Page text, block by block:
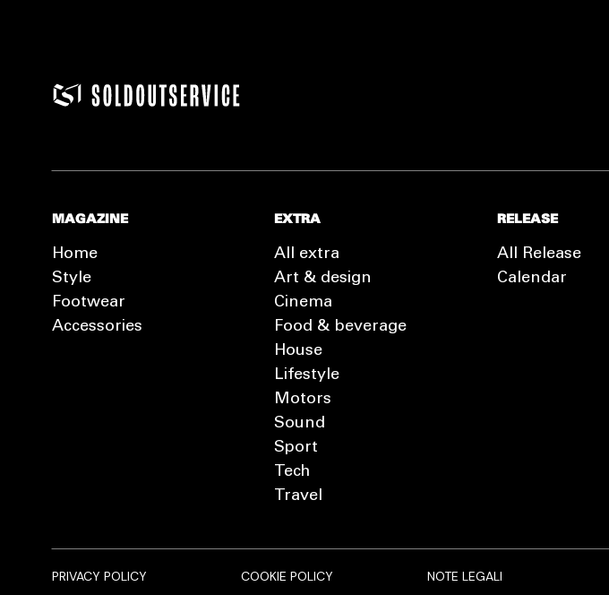
MAGAZINE
Home
Style
Footwear
Accessories
EXTRA
All extra
Art & design
Cinema
Food & beverage
House
Lifestyle
Motors
Sound
Sport
Tech
Travel
RELEASE
All Release
Calendar
PRIVACY POLICY COOKIE POLICY NOTE LEGALI